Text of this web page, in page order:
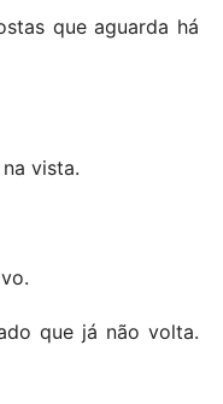
que aguarda há
vista.
que já não volta.